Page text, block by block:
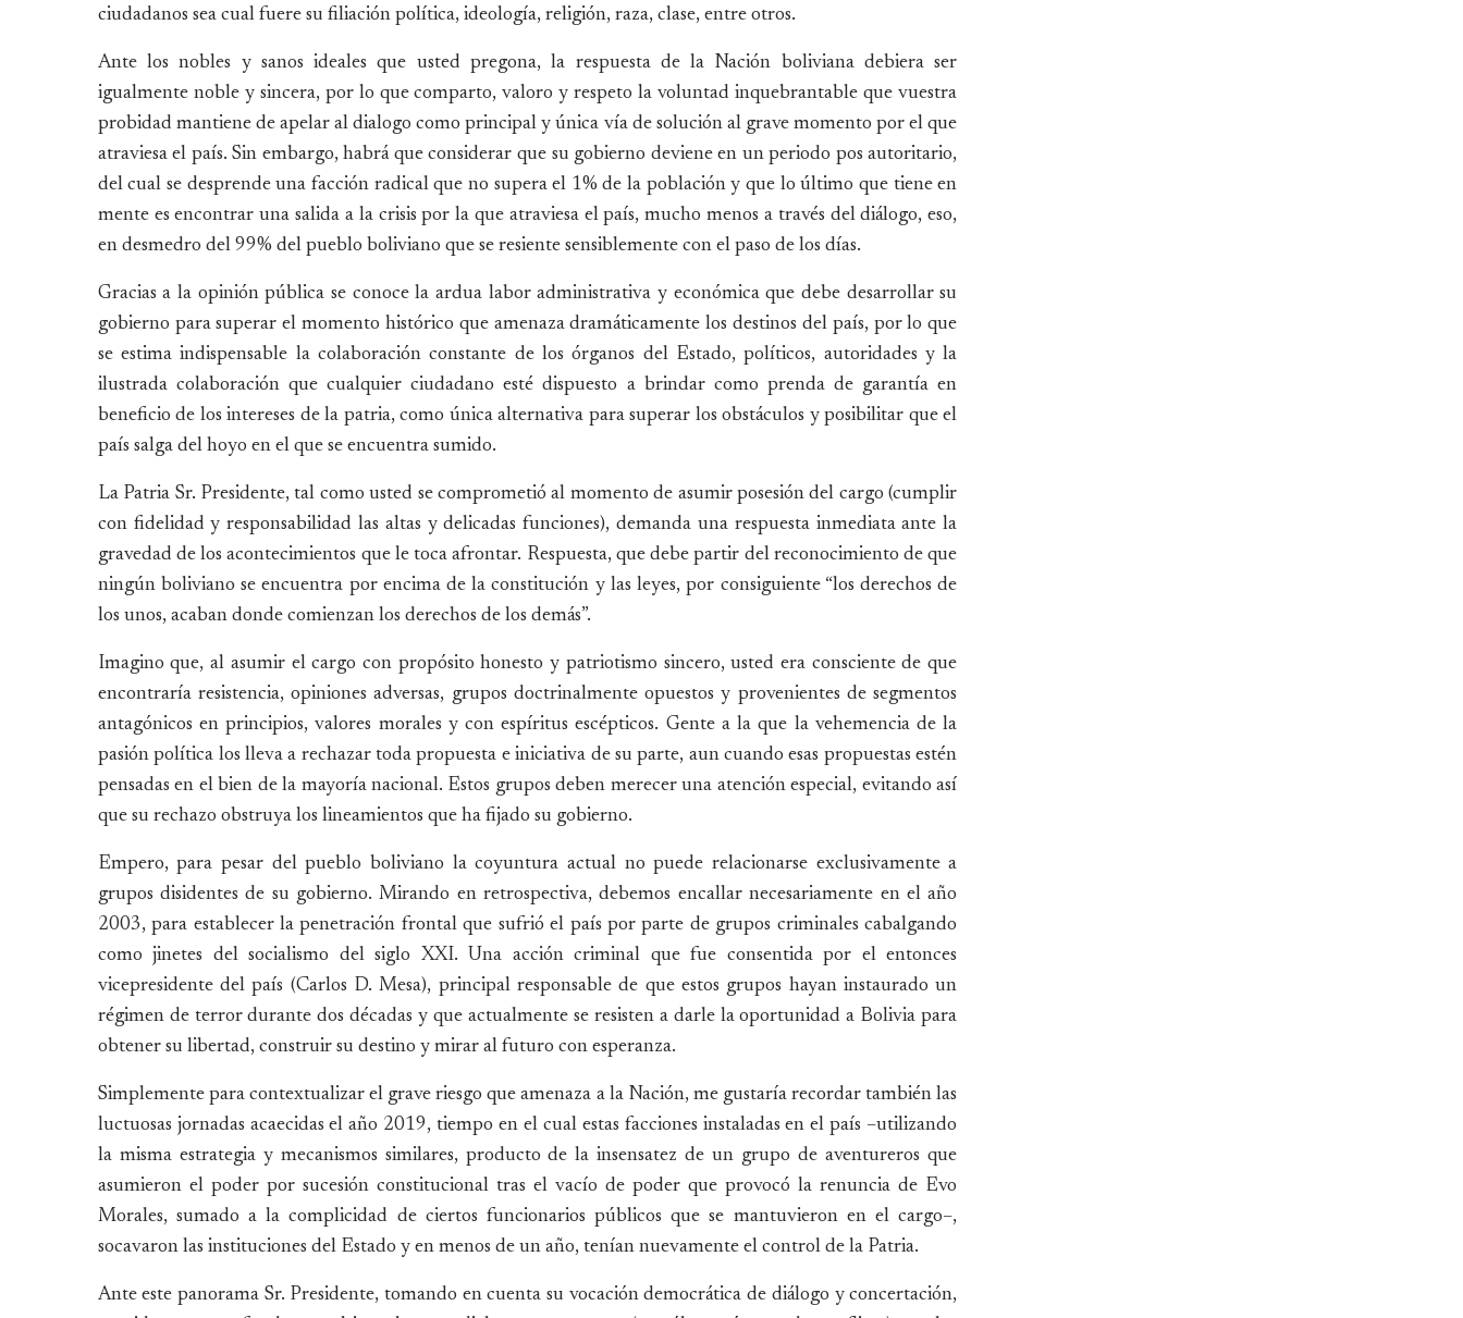
ciudadanos sea cual fuere su filiación política, ideología, religión, raza, clase, entre otros.
Ante los nobles y sanos ideales que usted pregona, la respuesta de la Nación boliviana debiera ser
igualmente noble y sincera, por lo que comparto, valoro y respeto la voluntad inquebrantable que vuestra
probidad mantiene de apelar al dialogo como principal y única vía de solución al grave momento por el que
atraviesa el país. Sin embargo, habrá que considerar que su gobierno deviene en un periodo pos autoritario,
del cual se desprende una facción radical que no supera el 1% de la población y que lo último que tiene en
mente es encontrar una salida a la crisis por la que atraviesa el país, mucho menos a través del diálogo, eso,
en desmedro del 99% del pueblo boliviano que se resiente sensiblemente con el paso de los días.
Gracias a la opinión pública se conoce la ardua labor administrativa y económica que debe desarrollar su
gobierno para superar el momento histórico que amenaza dramáticamente los destinos del país, por lo que
se estima indispensable la colaboración constante de los órganos del Estado, políticos, autoridades y la
ilustrada colaboración que cualquier ciudadano esté dispuesto a brindar como prenda de garantía en
beneficio de los intereses de la patria, como única alternativa para superar los obstáculos y posibilitar que el
país salga del hoyo en el que se encuentra sumido.
La Patria Sr. Presidente, tal como usted se comprometió al momento de asumir posesión del cargo (cumplir
con fidelidad y responsabilidad las altas y delicadas funciones), demanda una respuesta inmediata ante la
gravedad de los acontecimientos que le toca afrontar. Respuesta, que debe partir del reconocimiento de que
ningún boliviano se encuentra por encima de la constitución y las leyes, por consiguiente “los derechos de
los unos, acaban donde comienzan los derechos de los demás”.
Imagino que, al asumir el cargo con propósito honesto y patriotismo sincero, usted era consciente de que
encontraría resistencia, opiniones adversas, grupos doctrinalmente opuestos y provenientes de segmentos
antagónicos en principios, valores morales y con espíritus escépticos. Gente a la que la vehemencia de la
pasión política los lleva a rechazar toda propuesta e iniciativa de su parte, aun cuando esas propuestas estén
pensadas en el bien de la mayoría nacional. Estos grupos deben merecer una atención especial, evitando así
que su rechazo obstruya los lineamientos que ha fijado su gobierno.
Empero, para pesar del pueblo boliviano la coyuntura actual no puede relacionarse exclusivamente a
grupos disidentes de su gobierno. Mirando en retrospectiva, debemos encallar necesariamente en el año
2003, para establecer la penetración frontal que sufrió el país por parte de grupos criminales cabalgando
como jinetes del socialismo del siglo XXI. Una acción criminal que fue consentida por el entonces
vicepresidente del país (Carlos D. Mesa), principal responsable de que estos grupos hayan instaurado un
régimen de terror durante dos décadas y que actualmente se resisten a darle la oportunidad a Bolivia para
obtener su libertad, construir su destino y mirar al futuro con esperanza.
Simplemente para contextualizar el grave riesgo que amenaza a la Nación, me gustaría recordar también las
luctuosas jornadas acaecidas el año 2019, tiempo en el cual estas facciones instaladas en el país –utilizando
la misma estrategia y mecanismos similares, producto de la insensatez de un grupo de aventureros que
asumieron el poder por sucesión constitucional tras el vacío de poder que provocó la renuncia de Evo
Morales, sumado a la complicidad de ciertos funcionarios públicos que se mantuvieron en el cargo–,
socavaron las instituciones del Estado y en menos de un año, tenían nuevamente el control de la Patria.
Ante este panorama Sr. Presidente, tomando en cuenta su vocación democrática de diálogo y concertación,